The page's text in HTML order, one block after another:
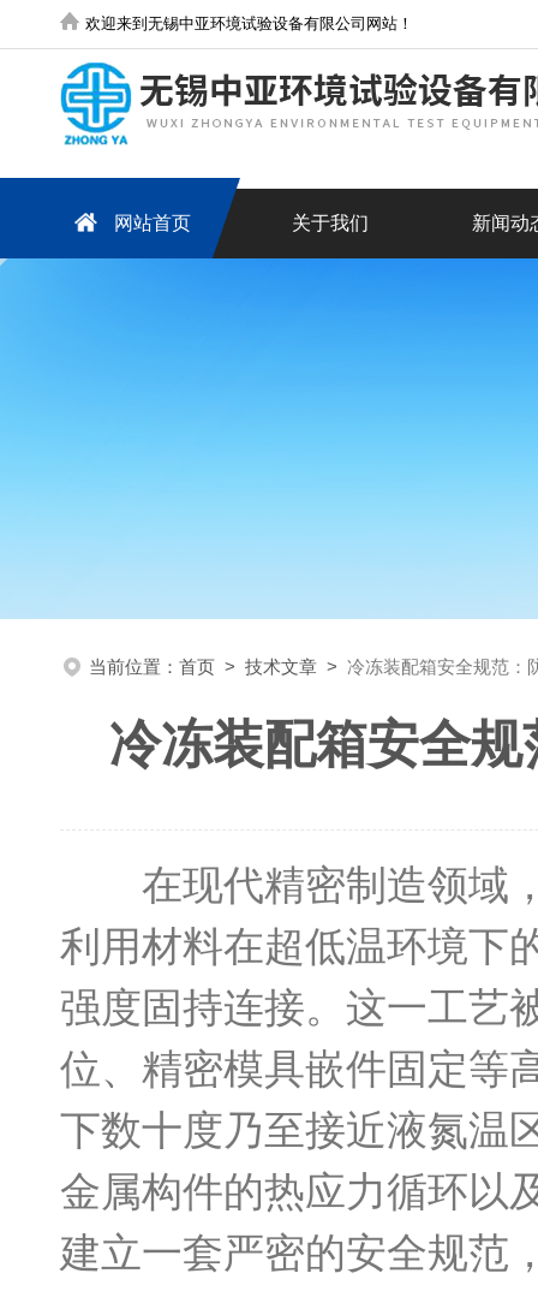
欢迎来到无锡中亚环境试验设备有限公司网站！
网站首页 关于我们 新闻动
当前位置： 首页 > 技术文章 > 冷冻装配箱安全规范：
冷冻装配箱安全
在现代精密制造领域
利用材料在超低温环境下
强度固持连接。这一工艺
位、精密模具嵌件固定等
下数十度乃至接近液氮温
金属构件的热应力循环以
建立一套严密的安全规范